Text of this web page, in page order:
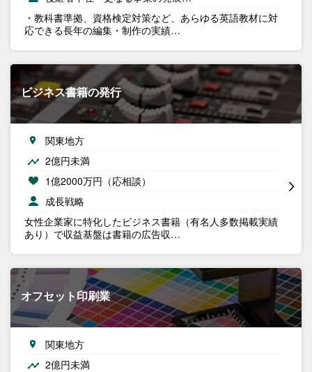
・教科書準拠、資格検定対策など、あらゆる英語教材に対
応できる長年の編集・制作の実績…
ビジネス書籍の発行
関東地方
2億円未満
1億2000万円（応相談）
成長戦略
女性企業家に特化したビジネス書籍（有名人多数掲載実績
あり）で収益基盤は書籍の広告収…
オフセット印刷業
関東地方
2億円未満